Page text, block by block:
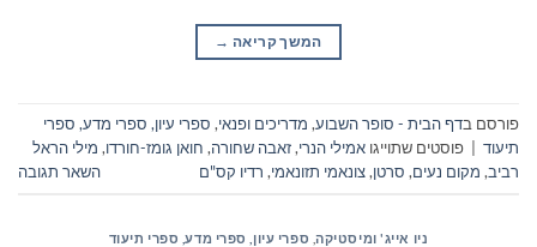
המשך קריאה →
פורסם בדף הבית - סופר השבוע, מדריכים ופנאי, ספרי עיון, ספרי מדע, ספרי
תיעוד
פוסטים שתוייגו אמילי הנרי,זאבה שחורה, חואן גומז-חורדו, מילי הראל
רביב, מקום נעים, סרטן,צונאמי תזונאמי, רדיו קס"ם השאר תגובה
ניו אייג' ומיסטיקה, ספרי עיון, ספרי מדע, ספרי תיעוד